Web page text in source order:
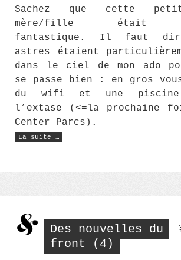
Sachez que cette
mère/fille était
fantastique. Il faut
astres étaient
dans le ciel de mon ado
se passe bien : en gros
du wifi et une
l’extase (<=la prochaine
Center Parcs).
La suite …
« Amour
&
Des nouvelles du
front (4)